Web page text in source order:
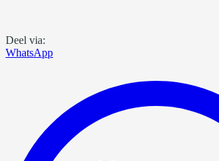
Deel via:
WhatsApp